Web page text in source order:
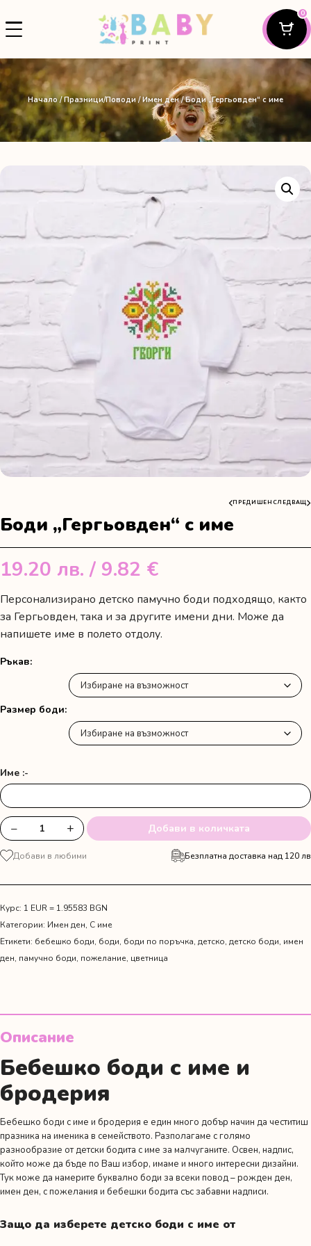
0
Начало/Празници/Поводи/Имен ден/ Боди „Гергьовден“ с име
ПРЕДИШЕН СЛЕДВАЩ
Боди „Гергьовден“ с име
19.20 лв. / 9.82 €
Персонализирано детско памучно боди подходящо, както
за Гергьовден, така и за другите имени дни. Може да
напишете име в полето отдолу.
Ръкав
Размер боди
Име :-
количество
за
Боди
име
− + Добави в количката
Добави в любими Безплатна доставка над 120 лв
Курс: 1 EUR = 1.95583 BGN
Категории: Имен ден, С име
Етикети: бебешко боди, боди, боди по поръчка, детско, детско боди, имен
ден, памучно боди, пожелание, цветница
Описание
Бебешко боди с име и
бродерия
Бебешко боди с име и бродерия е един много добър начин да честитиш
празника на именика в семейството. Разполагаме с голямо
разнообразие от детски бодита с име за малчуганите. Освен, надпис,
който може да бъде по Ваш избор, имаме и много интересни дизайни.
Тук може да намерите буквално боди за всеки повод –рожден ден,
имен ден, с пожелания и бебешки бодита със забавни надписи.
Защо да изберете детско боди с име от